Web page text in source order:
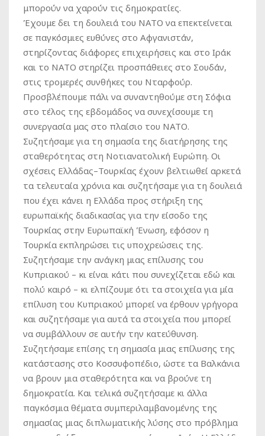
μπορούν να χαρούν τις δημοκρατίες.
Έχουμε δει τη δουλειά του ΝΑΤΟ να επεκτείνεται
σε παγκόσμιες ευθύνες στο Αφγανιστάν,
στηρίζοντας διάφορες επιχειρήσεις και στο Ιράκ
και το ΝΑΤΟ στηρίζει προσπάθειες στο Σουδάν,
στις τρομερές συνθήκες του Νταρφούρ.
Προσβλέπουμε πάλι να συναντηθούμε στη Σόφια
στο τέλος της εβδομάδος να συνεχίσουμε τη
συνεργασία μας στο πλαίσιο του ΝΑΤΟ.
Συζητήσαμε για τη σημασία της διατήρησης της
σταθερότητας στη Νοτιανατολική Ευρώπη. Οι
σχέσεις Ελλάδας–Τουρκίας έχουν βελτιωθεί αρκετά
τα τελευταία χρόνια και συζητήσαμε για τη δουλειά
που έχει κάνει η Ελλάδα προς στήριξη της
ευρωπαϊκής διαδικασίας για την είσοδο της
Τουρκίας στην Ευρωπαϊκή Ένωση, εφόσον η
Τουρκία εκπληρώσει τις υποχρεώσεις της.
Συζητήσαμε την ανάγκη μιας επίλυσης του
Κυπριακού – κι είναι κάτι που συνεχίζεται εδώ και
πολύ καιρό – κι ελπίζουμε ότι τα στοιχεία για μία
επίλυση του Κυπριακού μπορεί να έρθουν γρήγορα
και συζητήσαμε για αυτά τα στοιχεία που μπορεί
να συμβάλλουν σε αυτήν την κατεύθυνση.
Συζητήσαμε επίσης τη σημασία μιας επίλυσης της
κατάστασης στο Κοσσυφοπέδιο, ώστε τα Βαλκάνια
να βρουν μια σταθερότητα και να βρούνε τη
δημοκρατία. Και τελικά συζητήσαμε κι άλλα
παγκόσμια θέματα συμπεριλαμβανομένης της
σημασίας μιας διπλωματικής λύσης στο πρόβλημα